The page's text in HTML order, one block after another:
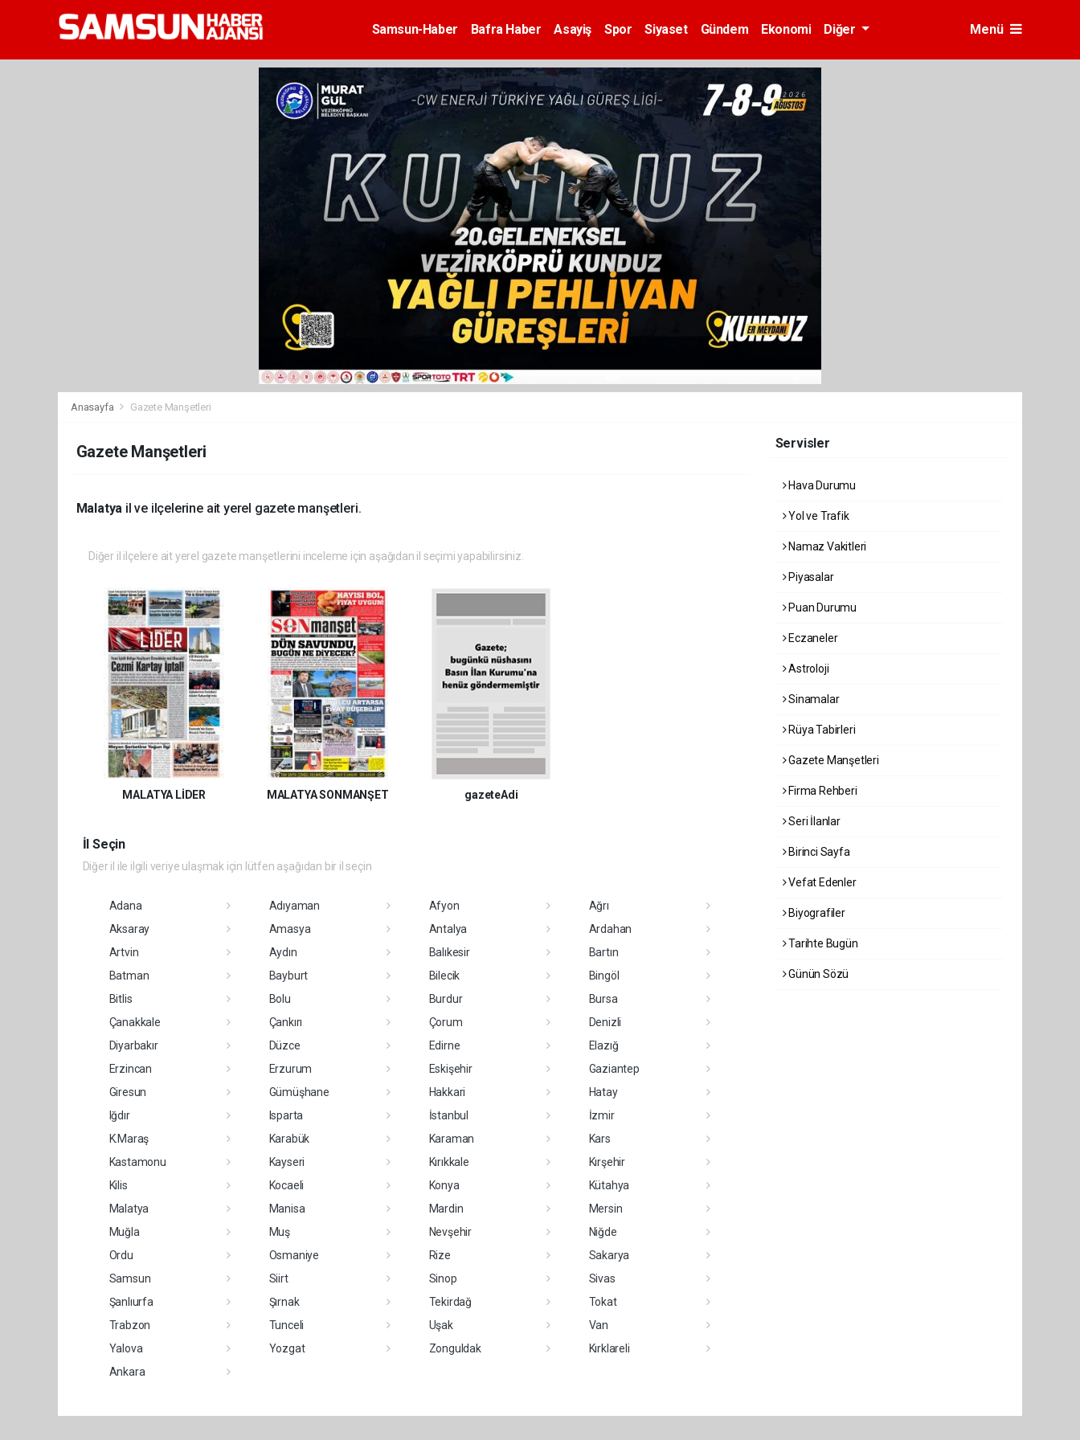
Samsun-Haber Bafra Haber Asayiş Spor Siyaset Gündem Ekonomi Diğer Menü
Anasayfa Gazete Manşetleri
Gazete Manşetleri
Malatya il ve ilçelerine ait yerel gazete manşetleri.
Diğer il ilçelere ait yerel gazete manşetlerini inceleme için aşağıdan il seçimi yapabilirsiniz.
MALATYA LİDER MALATYA SONMANŞET gazeteAdi
İl Seçin
Diğer il ile ilgili veriye ulaşmak için lütfen aşağıdan bir il seçin
Adana Adıyaman Afyon
Ağrı
Aksaray
Amasya Antalya
Ardahan
Artvin
Aydın Balıkesir
Bartın
Batman
Bayburt Bilecik
Bingöl
Bitlis
Bolu Burdur
Bursa
Çanakkale
Çankırı Çorum
Denizli
Diyarbakır
Düzce Edirne
Elazığ
Erzincan
Erzurum Eskişehir
Gaziantep
Giresun
Gümüşhane Hakkari
Hatay
Iğdır
Isparta İstanbul
İzmir
K.Maraş
Karabük Karaman
Kars
Kastamonu
Kayseri Kırıkkale
Kırşehir
Kilis
Kocaeli Konya
Kütahya
Malatya
Manisa Mardin
Mersin
Muğla
Muş Nevşehir
Niğde
Ordu
Osmaniye Rize
Sakarya
Samsun
Siirt Sinop
Sivas
Şanlıurfa
Şırnak Tekirdağ
Tokat
Trabzon
Tunceli Uşak
Van
Yalova
Yozgat Zonguldak
Kırklareli
Ankara
Servisler
Hava Durumu
Yol ve Trafik
Namaz Vakitleri
Piyasalar
Puan Durumu
Eczaneler
Astroloji
Sinamalar
Rüya Tabirleri
Gazete Manşetleri
Firma Rehberi
Seri İlanlar
Birinci Sayfa
Vefat Edenler
Biyografiler
Tarihte Bugün
Günün Sözü